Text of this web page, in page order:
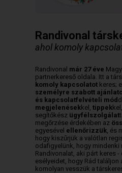
Randivonal
ahol komoly
Randivonal már 27 éve
partnerkereső oldala. Itt a
komoly kapcsolatot keres;
személyre szabott
és kapcsolatfelvételi mód
megjelenésekkel, tippekkel,
segítőkész ügyfélszolgálat
megőrzése érdekében az
egyesével ellenőrizzük , és
hogy kiszűrjük a valótlan
odafigyelünk, hogy mindenki
Randivonalat, aki párt keres
esélyeidet, hogy Rád találjon
komolyan vesszük a